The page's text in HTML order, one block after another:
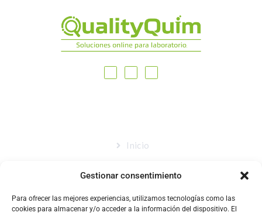
Gestionar consentimiento
Para ofrecer las mejores experiencias, utilizamos tecnologías como las
cookies para almacenar y/o acceder a la información del dispositivo. El
Inicio
Catálogo